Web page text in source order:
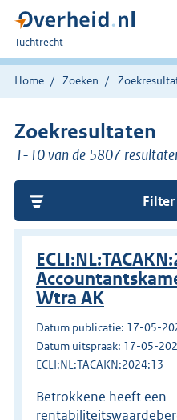
U
bent
hier:
Tuchtrecht
Home Zoeken
Zoekresultaten
1-10 van de 5807
Wtra AK
Datum publicatie: 17-05-
Datum uitspraak: 17-05-
ECLI:NL:TACAKN:2024:13
Betrokkene heeft een